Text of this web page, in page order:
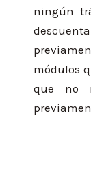
ningún
módulos
que no